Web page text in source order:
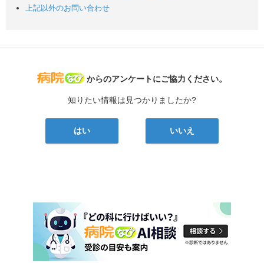
上記以外のお問い合わせ
病院なび
からのアンケートにご協力ください。
知りたい情報は見つかりましたか?
はい いいえ